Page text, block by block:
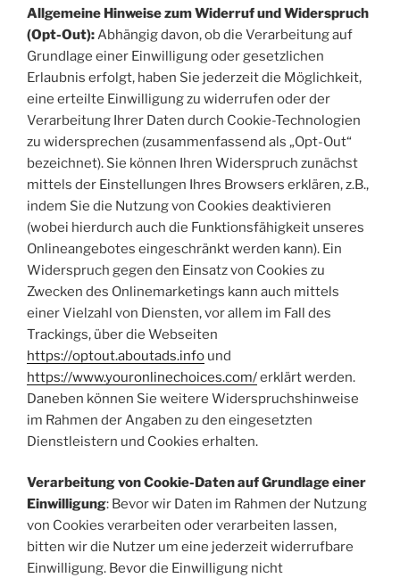
Allgemeine Hinweise zum Widerruf und Widerspruch
(Opt-Out): Abhängig davon, ob die Verarbeitung auf
Grundlage einer Einwilligung oder gesetzlichen
Erlaubnis erfolgt, haben Sie jederzeit die Möglichkeit,
eine erteilte Einwilligung zu widerrufen oder der
Verarbeitung Ihrer Daten durch Cookie-Technologien
zu widersprechen (zusammenfassend als „Opt-Out“
bezeichnet). Sie können Ihren Widerspruch zunächst
mittels der Einstellungen Ihres Browsers erklären, z.B.,
indem Sie die Nutzung von Cookies deaktivieren
(wobei hierdurch auch die Funktionsfähigkeit unseres
Onlineangebotes eingeschränkt werden kann). Ein
Widerspruch gegen den Einsatz von Cookies zu
Zwecken des Onlinemarketings kann auch mittels
einer Vielzahl von Diensten, vor allem im Fall des
Trackings, über die Webseiten
https://optout.aboutads.info und
https://www.youronlinechoices.com/erklärt werden.
Daneben können Sie weitere Widerspruchshinweise
im Rahmen der Angaben zu den eingesetzten
Dienstleistern und Cookies erhalten.
Verarbeitung von Cookie-Daten auf Grundlage einer
Einwilligung: Bevor wir Daten im Rahmen der Nutzung
von Cookies verarbeiten oder verarbeiten lassen,
bitten wir die Nutzer um eine jederzeit widerrufbare
Einwilligung. Bevor die Einwilligung nicht